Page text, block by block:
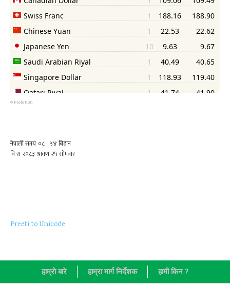
© Psolution
Preeti to Unicode
हाम्राे बारे हाम्रा मार्ग निर्देशक हामी किन ?